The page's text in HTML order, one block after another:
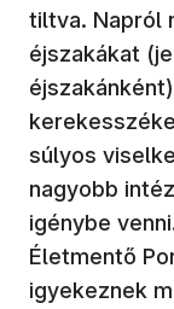
tiltva. Napról
éjszakákat
súlyos
nagyobb
igénybe
Életmentő
igyekeznek